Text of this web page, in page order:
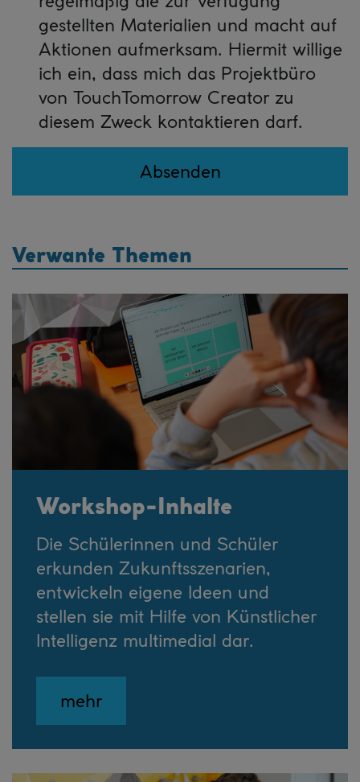
gestellten Materialien und macht auf
Aktionen aufmerksam. Hiermit willige
ich ein, dass mich das Projektbüro
von TouchTomorrow Creator zu
diesem Zweck kontaktieren darf.
Absenden
Verwante Themen
Workshop-Inhalte
Die Schülerinnen und Schüler
erkunden Zukunftsszenarien,
entwickeln eigene Ideen und
stellen sie mit Hilfe von Künstlicher
Intelligenz multimedial dar.
mehr